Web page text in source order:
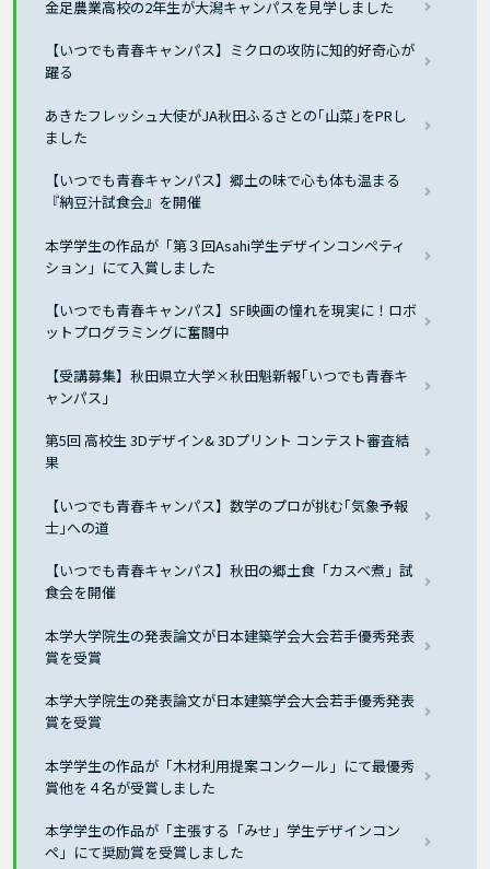
金足農業高校の2年生が大潟キャンパスを見学しました
【いつでも青春キャンパス】ミクロの攻防に知的好奇心が
躍る
あきたフレッシュ大使がJA秋田ふるさとの｢山菜｣をPRし
ました
【いつでも青春キャンパス】郷土の味で心も体も温まる
『納豆汁試食会』を開催
本学学生の作品が「第３回Asahi学生デザインコンペティ
ション」にて入賞しました
【いつでも青春キャンパス】SF映画の憧れを現実に！ロボ
ットプログラミングに奮闘中
【受講募集】秋田県立大学×秋田魁新報｢いつでも青春キ
ャンパス｣
第5回 高校生 3Dデザイン& 3Dプリント コンテスト審査結
果
【いつでも青春キャンパス】数学のプロが挑む｢気象予報
士｣への道
【いつでも青春キャンパス】秋田の郷土食「カスベ煮」試
食会を開催
本学大学院生の発表論文が日本建築学会大会若手優秀発表
賞を受賞
本学大学院生の発表論文が日本建築学会大会若手優秀発表
賞を受賞
本学学生の作品が「木材利用提案コンクール」にて最優秀
賞他を４名が受賞しました
本学学生の作品が「主張する「みせ」学生デザインコン
ペ」にて奨励賞を受賞しました